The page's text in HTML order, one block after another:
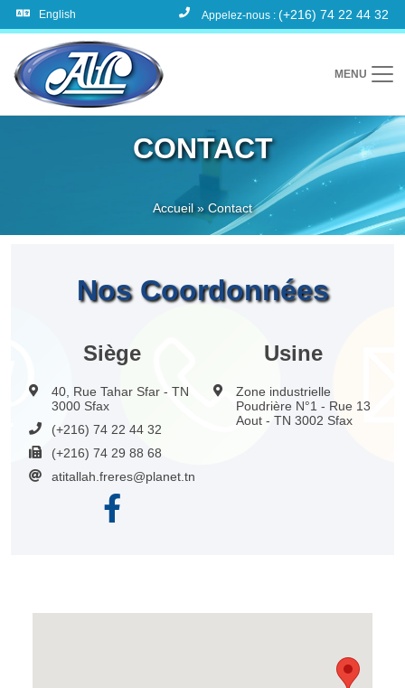
CONTACT
Accueil» Contact
English Appelez-nous : (+216) 74 22 44 32
MENU
Nos Coordonnées
Siège
40, Rue Tahar Sfar - TN
3000 Sfax
(+216) 74 22 44 32
(+216) 74 29 88 68
atitallah.freres@planet.tn
Usine
Zone industrielle
Poudrière N°1 - Rue 13
Aout - TN 3002 Sfax